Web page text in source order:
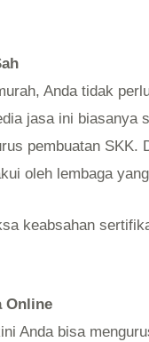
Anda tidak
jasa ini biasanya
pembuatan SKK.
oleh lembaga
keabsahan
Online
Anda bisa